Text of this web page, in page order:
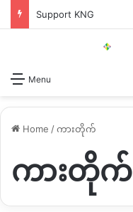
Support KNG
Menu
Home /ကားတိုက်
ကားတိုက်